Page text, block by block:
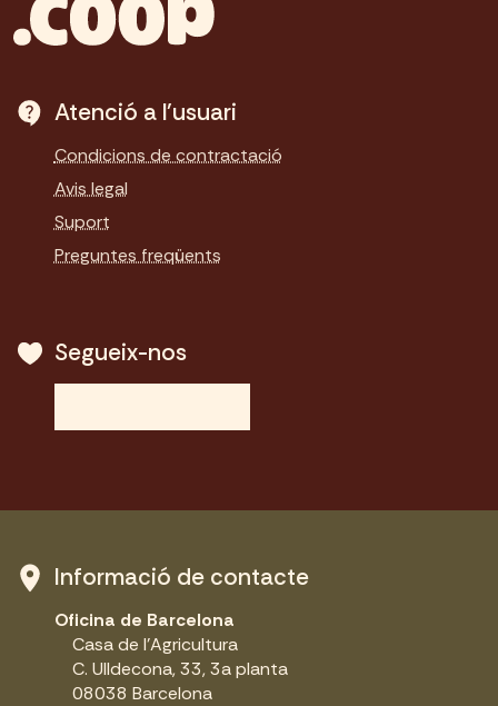
Atenció a l'usuari
Condicions de contractació
Avis legal
Suport
Preguntes freqüents
Segueix-nos
Informació de contacte
Oficina de Barcelona
Casa de l'Agricultura
C. Ulldecona, 33, 3a planta
08038 Barcelona